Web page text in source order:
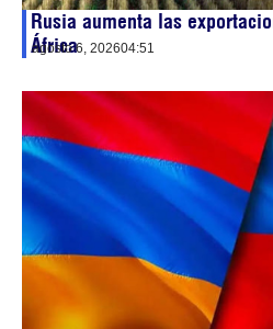
Rusia aumenta las
África
agosto 6, 202604:51